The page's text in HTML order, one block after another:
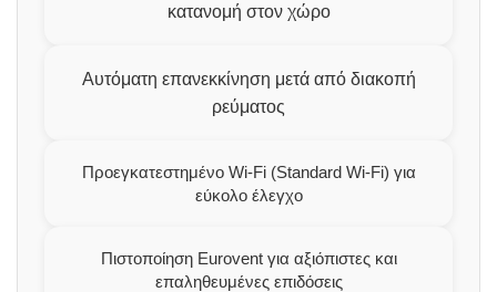
κατανομή στον χώρο
Αυτόματη επανεκκίνηση μετά από διακοπή
ρεύματος
Προεγκατεστημένο Wi-Fi (Standard Wi-Fi) για
εύκολο έλεγχο
Πιστοποίηση Eurovent για αξιόπιστες και
επαληθευμένες επιδόσεις